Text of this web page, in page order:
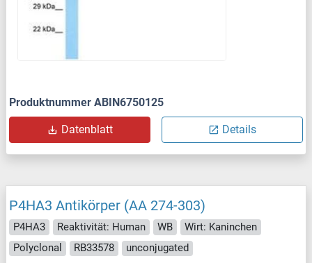
Produktnummer ABIN6750125
Datenblatt Details
P4HA3 Antikörper (AA 274-303)
P4HA3 Reaktivität: Human WB
Wirt: Kaninchen
Polyclonal
RB33578 unconjugated